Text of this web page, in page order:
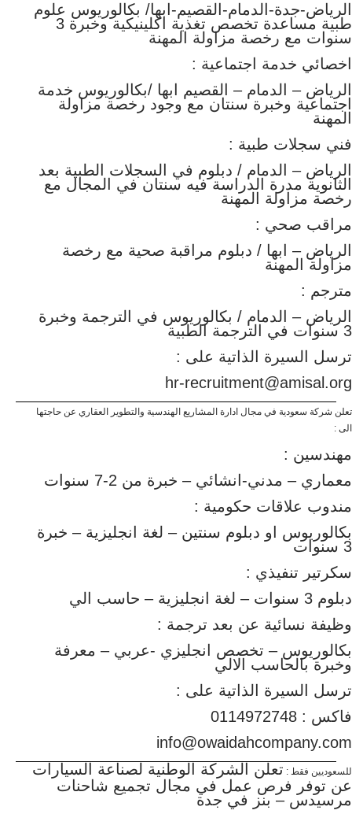
الرياض-جدة-الدمام-القصيم-ابها/ بكالوريوس علوم
طبية مساعدة تخصص تغذية اكلينيكية وخبرة 3
سنوات مع رخصة مزاولة المهنة
اخصائي خدمة اجتماعية :
الرياض – الدمام – القصيم ابها /بكالوريوس خدمة
اجتماعية وخبرة سنتان مع وجود رخصة مزاولة
المهنة
فني سجلات طبية :
الرياض – الدمام / دبلوم في السجلات الطبية بعد
الثانوية مدرة الدراسة فيه سنتان في المجال مع
رخصة مزاولة المهنة
مراقب صحي :
الرياض – ابها / دبلوم مراقبة صحية مع رخصة
مزاولة المهنة
مترجم :
الرياض – الدمام / بكالوريوس في الترجمة وخبرة
3 سنوات في الترجمة الطبية
ترسل السيرة الذاتية على :
hr-recruitment@amisal.org
تعلن شركة سعودية في مجال ادارة المشاريع الهندسية والتطوير العقاري عن حاجتها
الى :
مهندسين :
معماري – مدني-انشائي – خبرة من 2-7 سنوات
مندوب علاقات حكومية :
بكالوريوس او دبلوم سنتين – لغة انجليزية – خبرة
3 سنوات
سكرتير تنفيذي :
دبلوم 3 سنوات – لغة انجليزية – حاسب الي
وظيفة نسائية عن بعد ترجمة :
بكالوريوس – تخصص انجليزي -عربي – معرفة
وخبرة بالحاسب الالي
ترسل السيرة الذاتية على :
فاكس : 0114972748
info@owaidahcompany.com
للسعوديين فقط : تعلن الشركة الوطنية لصناعة السيارات
عن توفر فرص عمل في مجال تجميع شاحنات
مرسيدس – بنز في جدة